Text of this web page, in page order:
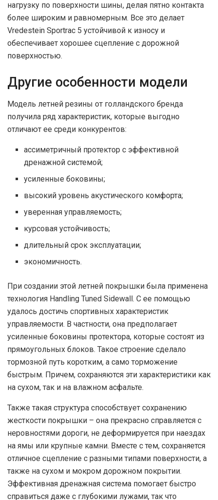
нагрузку по поверхности шины, делая пятно контакта
более широким и равномерным. Все это делает
Vredestein Sportrac 5 устойчивой к износу и
обеспечивает хорошее сцепление с дорожной
поверхностью.
Другие особенности модели
Модель летней резины от голландского бренда
получила ряд характеристик, которые выгодно
отличают ее среди конкурентов:
ассиметричный протектор с эффективной
дренажной системой;
усиленные боковины;
высокий уровень акустического комфорта;
уверенная управляемость;
курсовая устойчивость;
длительный срок эксплуатации;
экономичность.
При создании этой летней покрышки была применена
технология Handling Tuned Sidewall. С ее помощью
удалось достичь спортивных характеристик
управляемости. В частности, она предполагает
усиленные боковины протектора, которые состоят из
прямоугольных блоков. Такое строение сделало
тормозной путь коротким, а само торможение
быстрым. Причем, сохраняются эти характеристики как
на сухом, так и на влажном асфальте.
Также такая структура способствует сохранению
жесткости покрышки – она прекрасно справляется с
неровностями дороги, не деформируется при наездах
на ямы или крупные камни. Вместе с тем, сохраняется
отличное сцепление с разными типами поверхности, а
также на сухом и мокром дорожном покрытии.
Эффективная дренажная система помогает быстро
справиться даже с глубокими лужами, так что